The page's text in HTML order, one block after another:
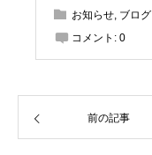
お知らせ, ブログ
コメント: 0
前の記事